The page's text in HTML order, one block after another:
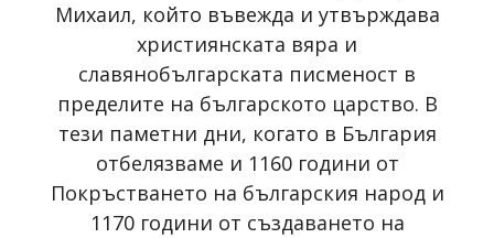
Михаил, който въвежда и утвърждава
християнската вяра и
славянобългарската писменост в
пределите на българското царство. В
тези паметни дни, когато в България
отбелязваме и 1160 години от
Покръстването на българския народ и
1170 години от създаването на